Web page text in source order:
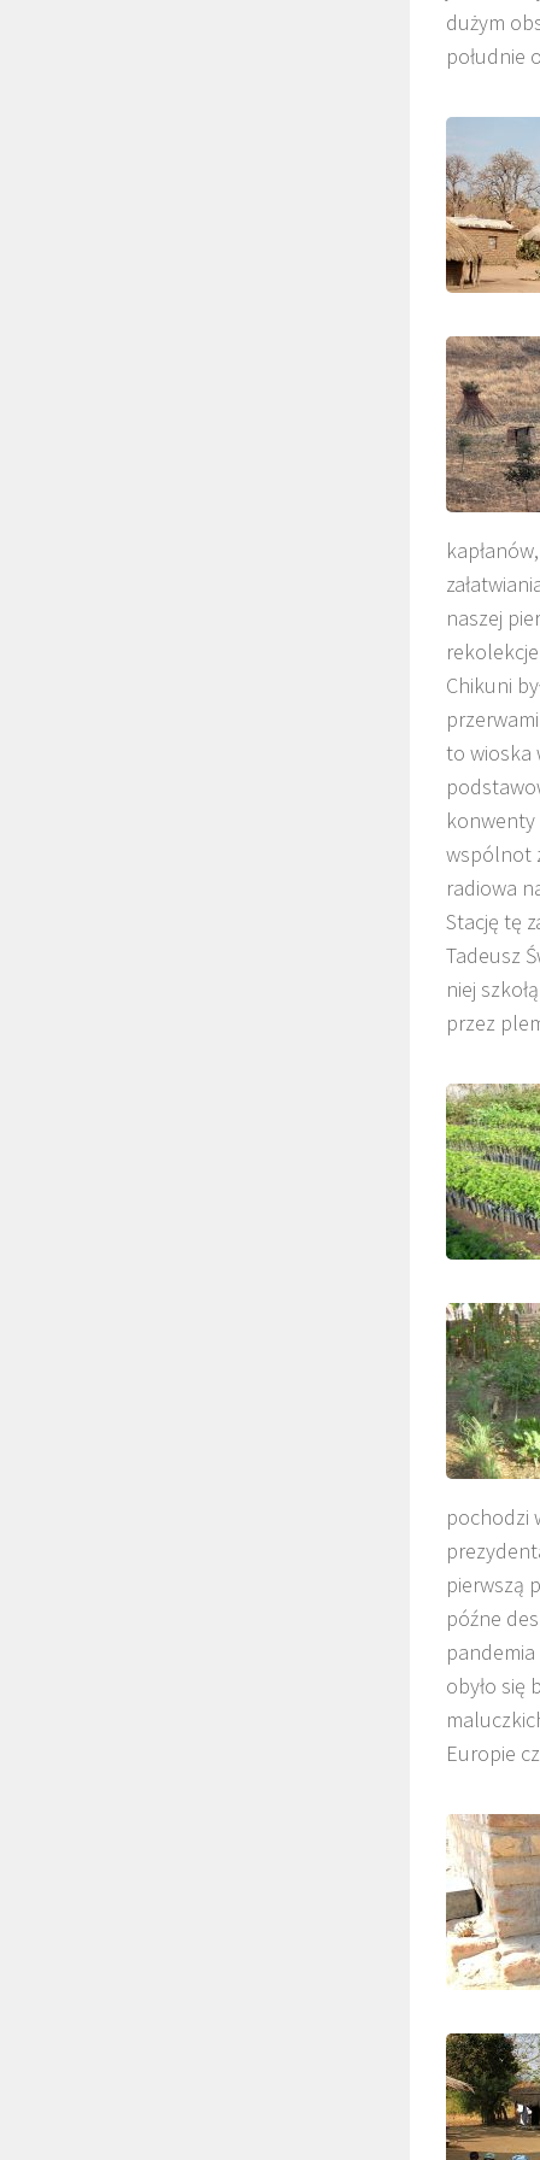
dużym
południe
naszej
Chikuni
to wioska
konwenty
wspólnot
radiowa
Stację tę
Tadeusz
niej
przez
pochodzi
pierwszą
późne
obyło się
Europie